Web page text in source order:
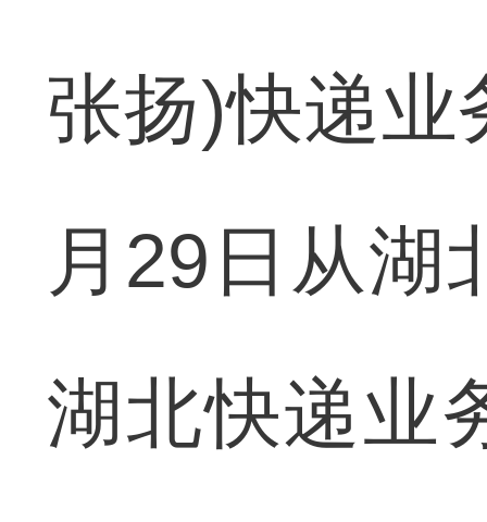
张扬)快递业
月29日从湖
湖北快递业